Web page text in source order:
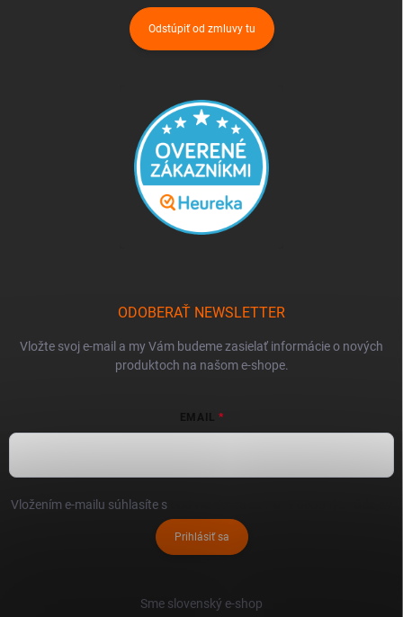
Odstúpiť od zmluvy tu
ODOBERAŤ NEWSLETTER
Vložte svoj e-mail a my Vám budeme zasielať informácie o nových
produktoch na našom e-shope.
EMAIL
Vložením e-mailu súhlasíte s
Prihlásiť sa
Sme slovenský e-shop